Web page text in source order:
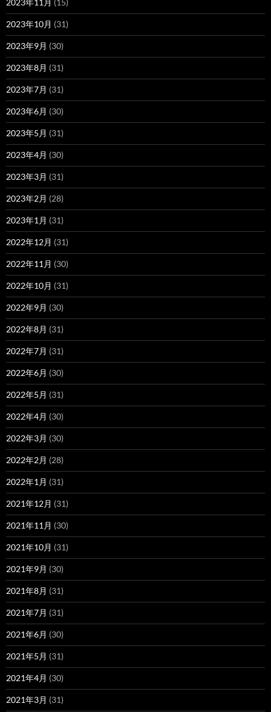
2023年11月 (15)
2023年10月 (31)
2023年9月 (30)
2023年8月 (31)
2023年7月 (31)
2023年6月 (30)
2023年5月 (31)
2023年4月 (30)
2023年3月 (31)
2023年2月 (28)
2023年1月 (31)
2022年12月 (31)
2022年11月 (30)
2022年10月 (31)
2022年9月 (30)
2022年8月 (31)
2022年7月 (31)
2022年6月 (30)
2022年5月 (31)
2022年4月 (30)
2022年3月 (30)
2022年2月 (28)
2022年1月 (31)
2021年12月 (31)
2021年11月 (30)
2021年10月 (31)
2021年9月 (30)
2021年8月 (31)
2021年7月 (31)
2021年6月 (30)
2021年5月 (31)
2021年4月 (30)
2021年3月 (31)